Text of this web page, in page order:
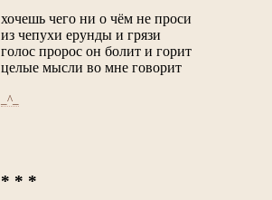
хочешь чего ни о чём не проси
из чепухи ерунды и грязи
голос пророс он болит и горит
целые мысли во мне говорит
_^_
* * *